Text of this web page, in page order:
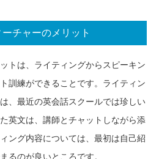
チャーのメリット
トは、ライティングからスピーキン
訓練ができることです。ライティン
、最近の英会話スクールでは珍しい
英文は、講師とチャットしながら添
ング内容については、最初は自己紹
るのが良いところです。